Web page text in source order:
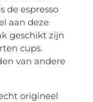
de espresso
aan deze
geschikt zijn
cups.
van andere
origineel